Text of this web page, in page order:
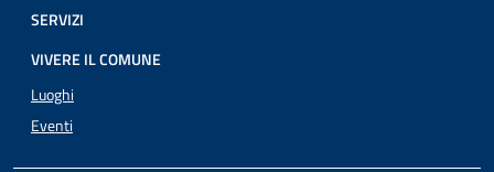
SERVIZI
VIVERE IL COMUNE
Luoghi
Eventi